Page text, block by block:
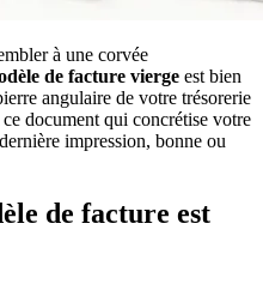
à une corvée
de facture vierge est bien
angulaire de votre trésorerie
document qui concrétise votre
impression, bonne ou
de facture est